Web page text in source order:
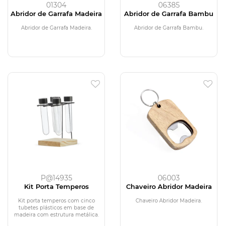
01304
Abridor de Garrafa Madeira
Abridor de Garrafa Madeira.
06385
Abridor de Garrafa Bambu
Abridor de Garrafa Bambu.
P@14935
Kit Porta Temperos
Kit porta temperos com cinco
tubetes plásticos em base de
madeira com estrutura metálica.
06003
Chaveiro Abridor Madeira
Chaveiro Abridor Madeira.